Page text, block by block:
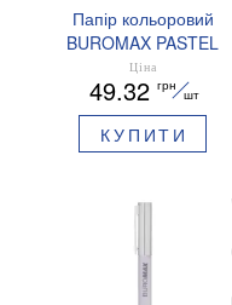
Папір кольоровий
BUROMAX PASTEL
EUROMAX 20 арк А4 80
мс BM.2721220E-08
Ціна
49.32 грн
шт
КУПИТИ